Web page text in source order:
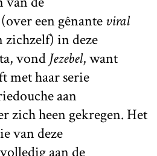
een gênanteviral
zichzelf) in deze
vond Jezebel, want
met haar serie
aan
heen gekregen. Het
van deze
aan de